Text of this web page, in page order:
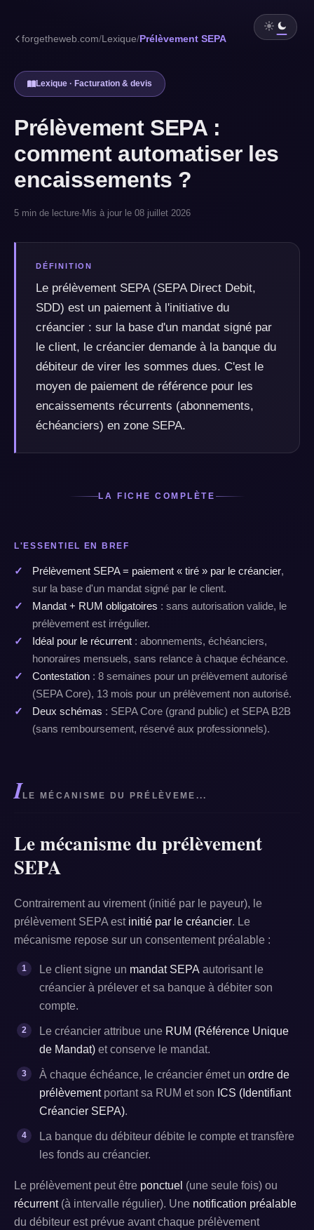
forgetheweb.com/Lexique/ Prélèvement SEPA
Lexique · Facturation & devis
Prélèvement SEPA :
comment automatiser les
encaissements ?
5 min de lecture· Mis à jour le 08 juillet 2026
DÉFINITION
Le prélèvement SEPA (SEPA Direct Debit,
SDD) est un paiement à l'initiative du
créancier : sur la base d'un mandat signé par
le client, le créancier demande à la banque du
débiteur de virer les sommes dues. C'est le
moyen de paiement de référence pour les
encaissements récurrents (abonnements,
échéanciers) en zone SEPA.
LA FICHE COMPLÈTE
L'ESSENTIEL EN BREF
Prélèvement SEPA = paiement « tiré » par le créancier,
sur la base d'un mandat signé par le client.
Mandat + RUM obligatoires : sans autorisation valide, le
prélèvement est irrégulier.
Idéal pour le récurrent : abonnements, échéanciers,
honoraires mensuels, sans relance à chaque échéance.
Contestation : 8 semaines pour un prélèvement autorisé
(SEPA Core), 13 mois pour un prélèvement non autorisé.
Deux schémas : SEPA Core (grand public) et SEPA B2B
(sans remboursement, réservé aux professionnels).
I LE MÉCANISME DU PRÉLÈVEME...
Le mécanisme du prélèvement
SEPA
Contrairement au virement (initié par le payeur), le
prélèvement SEPA est initié par le créancier. Le
mécanisme repose sur un consentement préalable :
Le client signe un mandat SEPA autorisant le
créancier à prélever et sa banque à débiter son
compte.
Le créancier attribue une RUM (Référence Unique
de Mandat) et conserve le mandat.
À chaque échéance, le créancier émet un ordre de
prélèvementportant sa RUM et son ICS (Identifiant
Créancier SEPA).
La banque du débiteur débite le compte et transfère
les fonds au créancier.
Le prélèvement peut être ponctuel (une seule fois) ou
récurrent(à intervalle régulier). Une notification préalable
du débiteur est prévue avant chaque prélèvement